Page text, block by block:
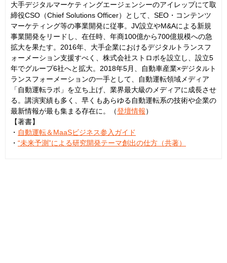
大手デジタルマーケティングエージェンシーのアイレップにて取
締役CSO（Chief Solutions Officer）として、SEO・コンテンツ
マーケティング等の事業開発に従事。JV設立やM&Aによる新規
事業開発をリードし、在任時、年商100億から700億規模への急
拡大を果たす。2016年、大手企業におけるデジタルトランスフ
ォーメーション支援すべく、株式会社ストロボを設立し、設立5
年でグループ6社へと拡大。2018年5月、自動車産業×デジタルト
ランスフォーメーションの一手として、自動運転領域メディア
「自動運転ラボ」を立ち上げ、業界最大級のメディアに成長させ
る。講演実績も多く、早くもあらゆる自動運転系の技術や企業の
最新情報が最も集まる存在に。（登壇情報）
【著書】
・ 自動運転＆MaaSビジネス参入ガイド
・ “未来予測”による研究開発テーマ創出の仕方（共著）